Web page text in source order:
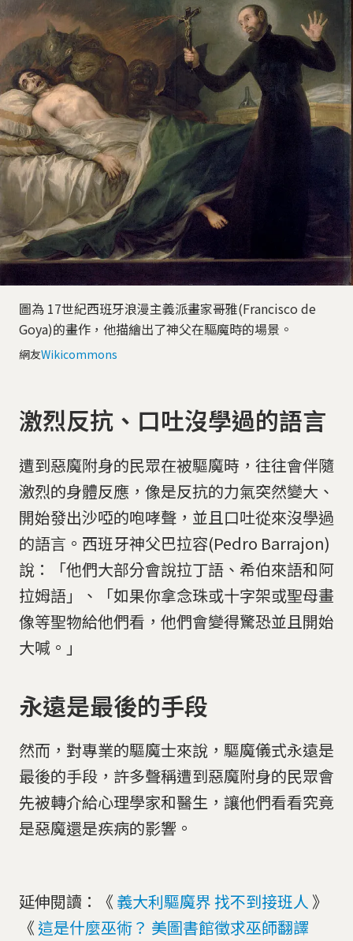
圖為 17世紀西班牙浪漫主義派畫家哥雅(Francisco de
Goya)的畫作，他描繪出了神父在驅魔時的場景。
網友Wikicommons
激烈反抗、口吐沒學過的語言
遭到惡魔附身的民眾在被驅魔時，往往會伴隨
激烈的身體反應，像是反抗的力氣突然變大、
開始發出沙啞的咆哮聲，並且口吐從來沒學過
的語言。西班牙神父巴拉容(Pedro Barrajon)
說：「他們大部分會說拉丁語、希伯來語和阿
拉姆語」、「如果你拿念珠或十字架或聖母畫
像等聖物給他們看，他們會變得驚恐並且開始
大喊。」
永遠是最後的手段
然而，對專業的驅魔士來說，驅魔儀式永遠是
最後的手段，許多聲稱遭到惡魔附身的民眾會
先被轉介給心理學家和醫生，讓他們看看究竟
是惡魔還是疾病的影響。
延伸閱讀：《 義大利驅魔界 找不到接班人 》
《 這是什麼巫術？ 美圖書館徵求巫師翻譯